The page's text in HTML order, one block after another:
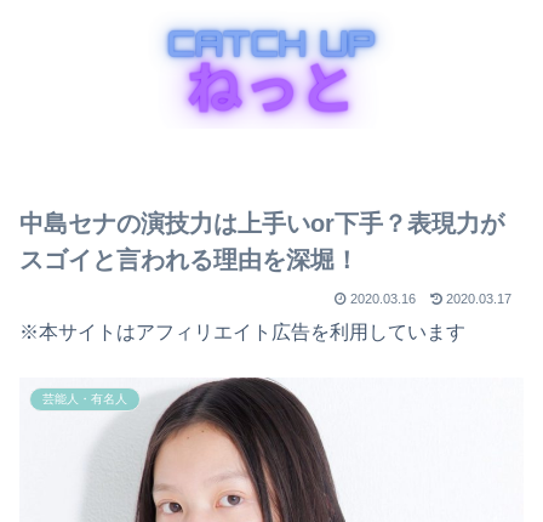
中島セナの演技力は上手いor下手？表現力が
スゴイと言われる理由を深堀！
2020.03.16 2020.03.17
※本サイトはアフィリエイト広告を利用しています
芸能人・有名人